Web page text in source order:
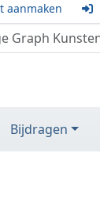
aanmaken
Bijdragen